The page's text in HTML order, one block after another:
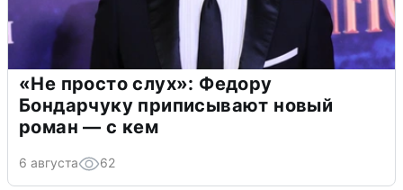
«Не просто слух»: Федору
Бондарчуку приписывают новый
роман — с кем
6 августа 62